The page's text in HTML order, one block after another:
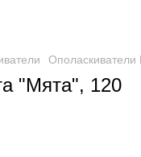
Ополаскиватели
"Мята", 120